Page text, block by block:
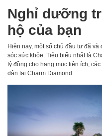
Nghỉ dưỡng
hộ của bạn
Hiện nay, một số chủ đầu tư đã
sóc sức khỏe. Tiêu biểu nhất là
tỷ đồng cho hạng mục tiện ích,
dân tại Charm Diamond.